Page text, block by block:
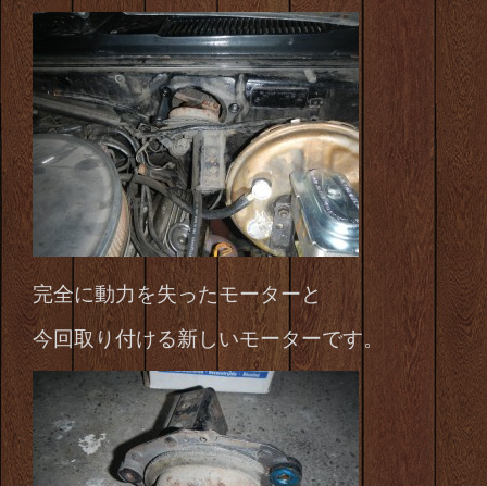
完全に動力を失ったモーターと
今回取り付ける新しいモーターです。